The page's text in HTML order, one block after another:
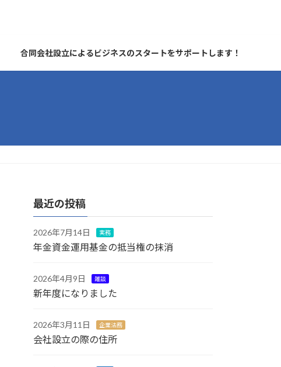
合同会社設立によるビジネスのスタートをサポートします！
最近の投稿
2026年7月14日 実務
年金資金運用基金の抵当権の抹消
2026年4月9日 雑談
新年度になりました
2026年3月11日 企業法務
会社設立の際の住所